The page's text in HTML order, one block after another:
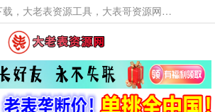
本网站提供资源工具下载，大老表资源工具，大表哥资源网软件工具，大老表资源下载，活动线报福利资源分享,活动线报，大型网游经典游戏，网络热门技术游戏辅助交流与分享。